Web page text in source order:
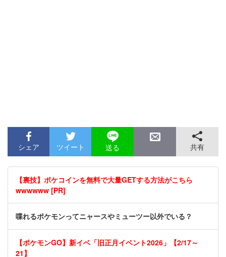
シェア ツイート 送る 共有
【裏技】ポケコインを無料で大量GETする方法がこちら
wwwwww [PR]
喋れるポケモンってニャースやミューツー以外でいる？
【ポケモンGO】新イベ「旧正月イベント2026」【2/17～
21】